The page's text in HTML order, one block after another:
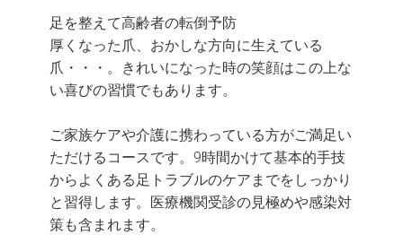
足を整えて高齢者の転倒予防
厚くなった爪、おかしな方向に生えている
爪・・・。きれいになった時の笑顔はこの上な
い喜びの習慣でもあります。
ご家族ケアや介護に携わっている方がご満足い
ただけるコースです。9時間かけて基本的手技
からよくある足トラブルのケアまでをしっかり
と習得します。医療機関受診の見極めや感染対
策も含まれます。